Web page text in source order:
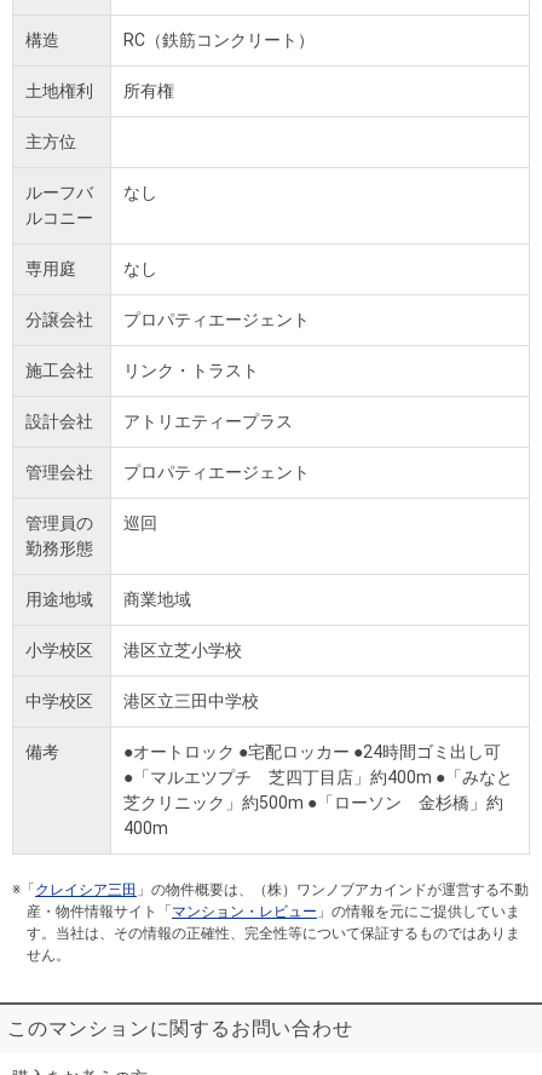
構造 RC（鉄筋コンクリート）
土地権利 所有権
主方位
ルーフバ
ルコニー
なし
専用庭 なし
分譲会社 プロパティエージェント
施工会社 リンク・トラスト
設計会社 アトリエティープラス
管理会社 プロパティエージェント
管理員の
勤務形態
巡回
用途地域 商業地域
小学校区 港区立芝小学校
中学校区 港区立三田中学校
備考
●オートロック ●宅配ロッカー ●24時間ゴミ出し可
●「マルエツプチ 芝四丁目店」約400m ●「みなと
芝クリニック」約500m ●「ローソン 金杉橋」約
400m
※「 クレイシア三田 」の物件概要は、（株）ワンノブアカインドが運営する不動
産・物件情報サイト「 マンション・レビュー 」の情報を元にご提供していま
す。当社は、その情報の正確性、完全性等について保証するものではありま
せん。
このマンションに関するお問い合わせ